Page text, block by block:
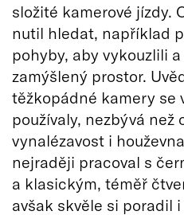
složité kamerové jízdy.
nutil hledat, například
pohyby, aby vykouzlili
zamýšlený prostor.
těžkopádné kamery se
používaly, nezbývá než
vynalézavost i
nejraději pracoval s
a klasickým, téměř
avšak skvěle si poradil